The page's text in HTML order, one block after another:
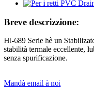
Breve descrizzione:
Hl-689 Serie hè un
stabilità termale eccellente,
senza spurificazione.
Mandà email à noi